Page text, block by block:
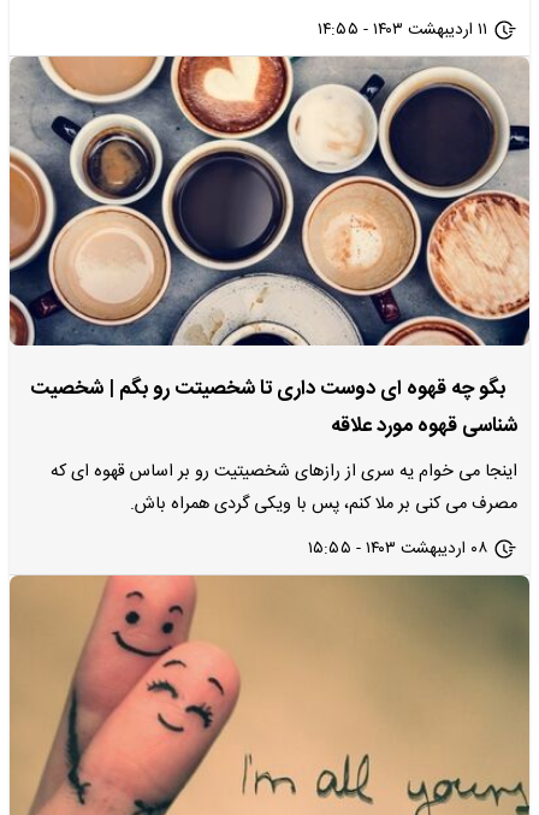
۱۱ اردیبهشت ۱۴۰۳ - ۱۴:۵۵
بگو چه قهوه ای دوست داری تا شخصیتت رو بگم | شخصیت
شناسی قهوه مورد علاقه
اینجا می خوام یه سری از رازهای شخصیتیت رو بر اساس قهوه ای که
مصرف می کنی بر ملا کنم، پس با ویکی گردی همراه باش.
۰۸ اردیبهشت ۱۴۰۳ - ۱۵:۵۵